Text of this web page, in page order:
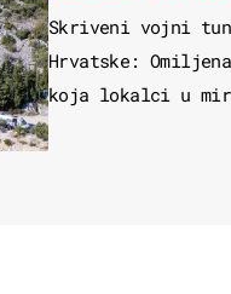
Skriveni vojni
Hrvatske:
koja lokalci u